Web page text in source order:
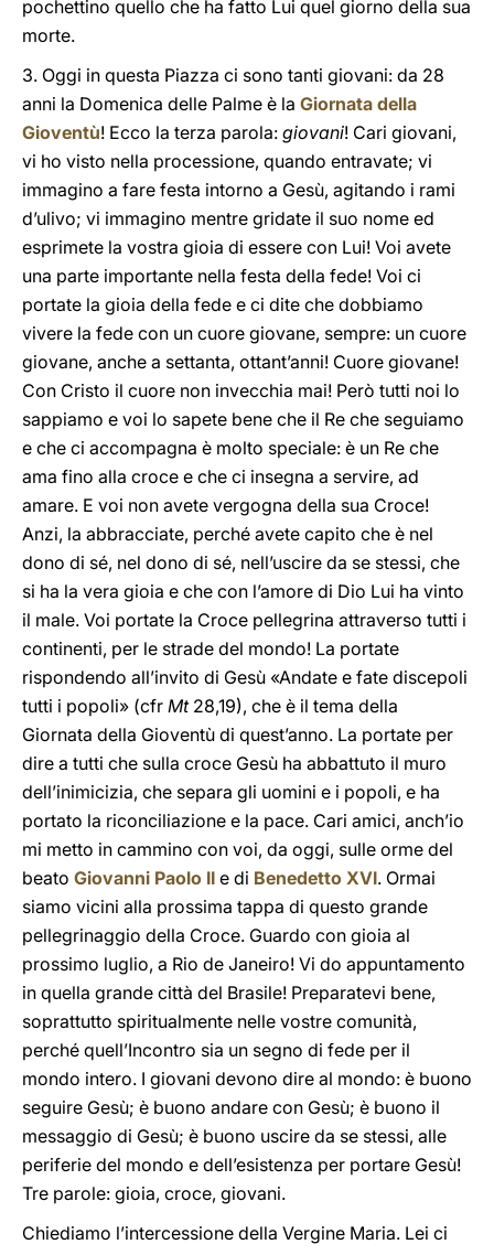
pochettino quello che ha fatto Lui quel giorno della sua
morte.
3. Oggi in questa Piazza ci sono tanti giovani: da 28
anni la Domenica delle Palme è la Giornata della
Gioventù! Ecco la terza parola: giovani! Cari giovani,
vi ho visto nella processione, quando entravate; vi
immagino a fare festa intorno a Gesù, agitando i rami
d’ulivo; vi immagino mentre gridate il suo nome ed
esprimete la vostra gioia di essere con Lui! Voi avete
una parte importante nella festa della fede! Voi ci
portate la gioia della fede e ci dite che dobbiamo
vivere la fede con un cuore giovane, sempre: un cuore
giovane, anche a settanta, ottant’anni! Cuore giovane!
Con Cristo il cuore non invecchia mai! Però tutti noi lo
sappiamo e voi lo sapete bene che il Re che seguiamo
e che ci accompagna è molto speciale: è un Re che
ama fino alla croce e che ci insegna a servire, ad
amare. E voi non avete vergogna della sua Croce!
Anzi, la abbracciate, perché avete capito che è nel
dono di sé, nel dono di sé, nell’uscire da se stessi, che
si ha la vera gioia e che con l’amore di Dio Lui ha vinto
il male. Voi portate la Croce pellegrina attraverso tutti i
continenti, per le strade del mondo! La portate
rispondendo all’invito di Gesù «Andate e fate discepoli
tutti i popoli» (cfr Mt28,19), che è il tema della
Giornata della Gioventù di quest’anno. La portate per
dire a tutti che sulla croce Gesù ha abbattuto il muro
dell’inimicizia, che separa gli uomini e i popoli, e ha
portato la riconciliazione e la pace. Cari amici, anch’io
mi metto in cammino con voi, da oggi, sulle orme del
beato Giovanni Paolo II e di Benedetto XVI. Ormai
siamo vicini alla prossima tappa di questo grande
pellegrinaggio della Croce. Guardo con gioia al
prossimo luglio, a Rio de Janeiro! Vi do appuntamento
in quella grande città del Brasile! Preparatevi bene,
soprattutto spiritualmente nelle vostre comunità,
perché quell’Incontro sia un segno di fede per il
mondo intero. I giovani devono dire al mondo: è buono
seguire Gesù; è buono andare con Gesù; è buono il
messaggio di Gesù; è buono uscire da se stessi, alle
periferie del mondo e dell’esistenza per portare Gesù!
Tre parole: gioia, croce, giovani.
Chiediamo l’intercessione della Vergine Maria. Lei ci